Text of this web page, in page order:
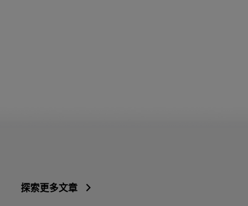
探索更多文章